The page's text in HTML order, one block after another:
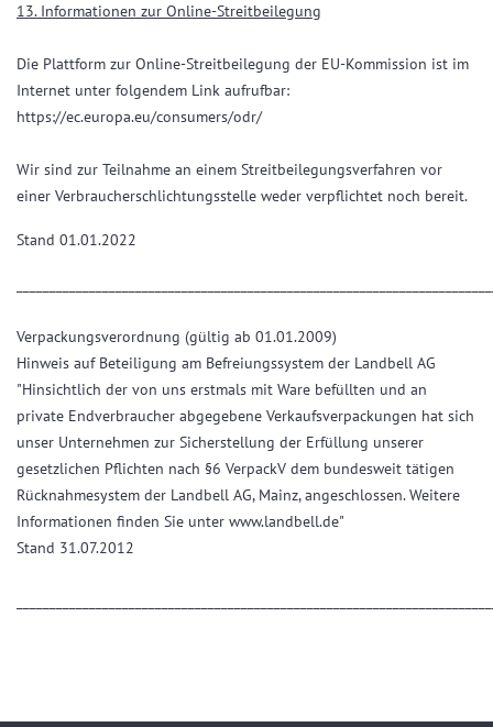
13. Informationen zur Online-Streitbeilegung
Die Plattform zur Online-Streitbeilegung der EU-Kommission ist im
Internet unter folgendem Link aufrufbar:
https://ec.europa.eu/consumers/odr/
Wir sind zur Teilnahme an einem Streitbeilegungsverfahren vor
einer Verbraucherschlichtungsstelle weder verpflichtet noch bereit.
Stand 01.01.2022
Verpackungsverordnung (gültig ab 01.01.2009)
Hinweis auf Beteiligung am Befreiungssystem der Landbell AG
"Hinsichtlich der von uns erstmals mit Ware befüllten und an
private Endverbraucher abgegebene Verkaufsverpackungen hat sich
unser Unternehmen zur Sicherstellung der Erfüllung unserer
gesetzlichen Pflichten nach §6 VerpackV dem bundesweit tätigen
Rücknahmesystem der Landbell AG, Mainz, angeschlossen. Weitere
Informationen finden Sie unter www.landbell.de"
Stand 31.07.2012